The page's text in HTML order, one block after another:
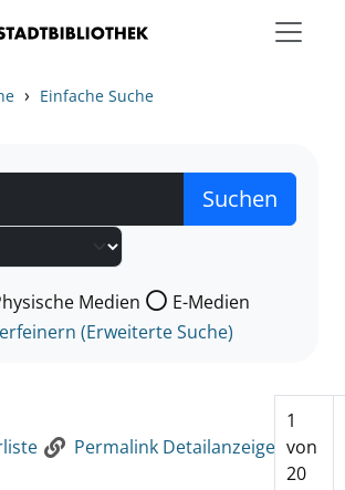
› Einfache Suche
Medienart nach der Sie suchen wollen.
Medien
E-Medien
(Erweiterte Suche)
Permalink Detailanzeige
1
von
20